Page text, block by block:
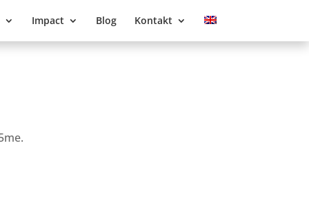
Impact Blog Kontakt